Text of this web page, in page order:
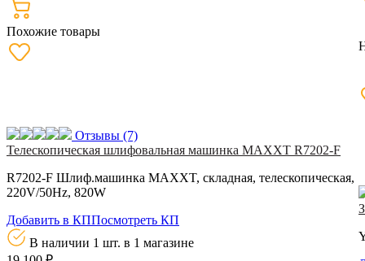
Похожие товары
Отзывы (7)
Телескопическая шлифовальная машинка MAXXT R7202-F
R7202-F Шлиф.машинка MAXXT, складная, телескопическая,
220V/50Hz, 820W
Добавить в КППосмотреть КП
В наличии 1 шт. в 1 магазине